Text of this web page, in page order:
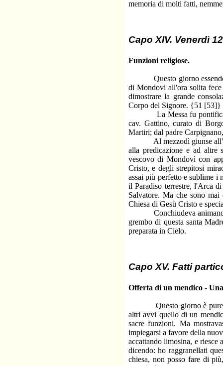
memoria di molti fatti,
Capo XIV. Venerdì
Funzioni religiose.
Questo giorno essendo
di Mondovi all'ora solita fece
dimostrare la grande
Corpo del Signore. {51 [53]}
La Messa fu
cav. Gattino, curato di
Martiri; dal padre
Al mezzodì giunse
alla predicazione e ad
vescovo di Mondovì con
Cristo, e degli strepitosi
assai più perfetto e sublime i
il Paradiso terrestre, l'Arca
Salvatore. Ma che sono
Chiesa di Gesù Cristo e
Conchiudeva animando il
grembo di questa santa
preparata in Cielo.
Capo XV. Fatti
Offerta di un mendico -
Questo giorno è pure
altri avvi quello di un
sacre funzioni. Ma
impiegarsi a favore della
accattando limosina, e riesce
dicendo: ho raggranellati
chiesa, non posso fare di